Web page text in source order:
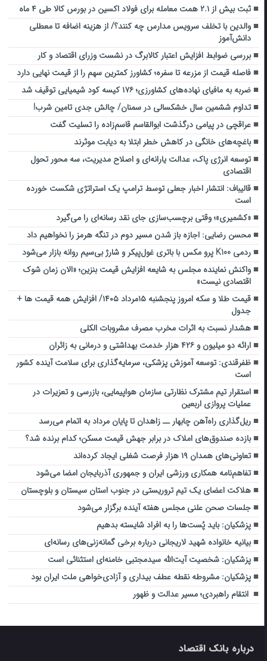
ثبت بیش از ۲.۱ همت معامله برای فولاد اکسین در بورس کالا طی ۴ ماه
والدین با تخلف سرویس مدارس چه کنند؟/ از هزینه اضافه تا معطلی
دانش‌آموز
بررسی ضوابط افزایش اعتبار کالابرگ در نشست وزرای اقتصاد و کار
فاصله قیمت از مزرعه تا سفره؛ کشاورز کمترین سهم را از قیمت نهایی دارد
ضربه ‌به مافیای نهاده‌های کشاورزی؛ ۱۷۶ کیسه کود شیمیایی توقیف شد
تداوم ششمین سال خشکسالی در سمنان/ چالش‌ جدی‌ تامین شرب!
عراقچی در پیامی درگذشت ابوالقاسم قاسم‌زاده را تسلیت گفت
باغچه‌های خانگی در کاهش خطر ابتلا به دیابت موثرند
توسعه انرژی پاک، عدالت یارانه‌ای و اصلاح مدیریت، سه محور تحول
اقتصادی
قالیباف: انتشار اخبار جعلی توسط ترامپ یک استراتژی شکست خورده
است
«کشمیری»؛ وقتی برچسب‌سازی جای نقد رسانه‌ای را می‌گیرد
محسن رضایی: اجازه باز شدن مسیر دوم در تنگه هرمز را نخواهیم داد
ردمی K100 پرو مکس با باتری غول‌پیکر و شارژ بی‌سیم روانه بازار می‌شود
واکنش نماینده مجلس به شایعه افزایش قیمت بنزین؛ «الان زمان شوک
اقتصادی نیست»
قیمت طلا و سکه امروز پنجشنبه ۱۵مرداد ۱۴۰۵/ افزایش همه قیمت ها +
جدول
هشدار نسبت به اثرات مخرب مصرف مشروبات الکلی
ارائه دو میلیون و ۴۲۶ هزار خدمت بهداشتی و درمانی به زائران
ظفرقندی: توسعه آموزش پزشکی، سرمایه‌گذاری برای سلامت آینده کشور
است
استقرار تیم مشترک نظارتی سازمان هواپیمایی، بازرسی و تعزیرات در
عملیات پروازی اربعین
ریل‌گذاری راه‌آهن چابهار ــ زاهدان تا پایان مرداد به اتمام می‌رسد
بازده صندوق‌های املاک در برابر جهش قیمت مسکن؛ کدام برنده شد؟
تعاونی‌های همدان ۱۹ هزار فرصت شغلی ایجاد کرده‌اند
تفاهم‌نامه همکاری ورزشی ایران و جمهوری آذربایجان امضا می‌شود
هلاکت اعضای یک تیم تروریستی در جنوب استان سیستان و بلوچستان
جلسات صحن علنی مجلس هفته آینده برگزار می‌شود
پزشکیان: باید پُست‌ها را به افراد شایسته بدهیم
بیانیه خانواده شهید لاریجانی درباره برخی گمانه‌زنی‌های رسانه‌ای
پزشکیان: شخصیت آیت‌الله سیدمجتبی خامنه‌ای استثنائی است
پزشکیان: مشروطه نقطه عطف بیداری و آزادی‌خواهی ملت ایران بود
انتقام راهبردی؛ مسیر عدالت و ظهور
درباره بانک اقتصاد